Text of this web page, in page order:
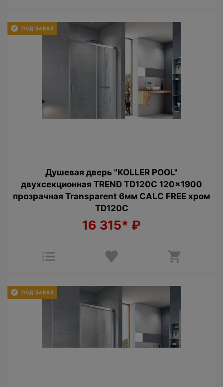
Душевая дверь "KOLLER POOL"
двухсекционная TREND TD120C 120x1900
прозрачная Transparent 6мм CALC FREE хром
TD120C
16 315* ₽